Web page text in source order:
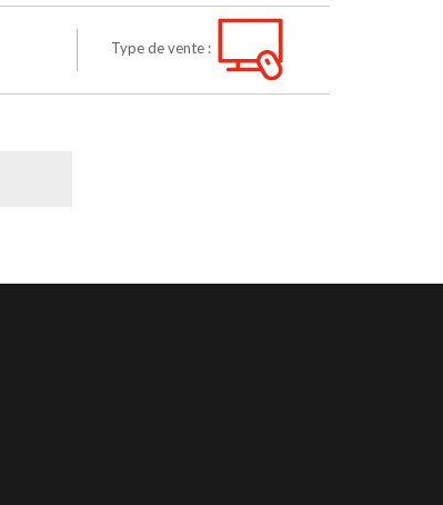
Type de vente :